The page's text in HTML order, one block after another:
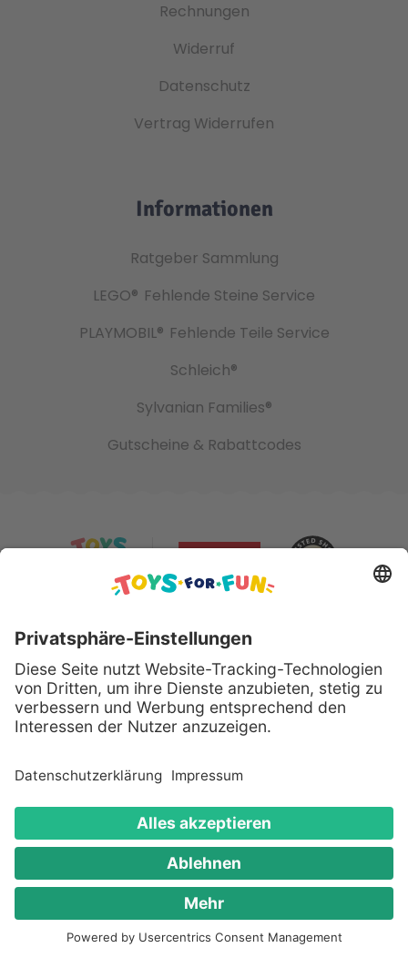
Rechnungen
Widerruf
Datenschutz
Vertrag Widerrufen
Informationen
Ratgeber Sammlung
LEGO® Fehlende Steine Service
PLAYMOBIL® Fehlende Teile Service
Schleich®
Sylvanian Families®
Gutscheine & Rabattcodes
Sicher bezahlen mit:
Alle genannten Produkte und Logos sind eingetragene
Warenzeichen der jeweiligen Hersteller.
Copyright © 2008 - 2026 Toys for Fun GmbH - Alle
Rechte vorbehalten